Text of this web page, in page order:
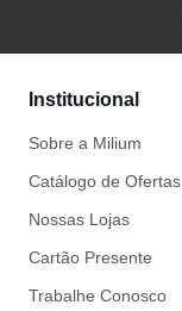
Institucional
Sobre a Milium
Catálogo de Ofertas
Nossas Lojas
Cartão Presente
Trabalhe Conosco